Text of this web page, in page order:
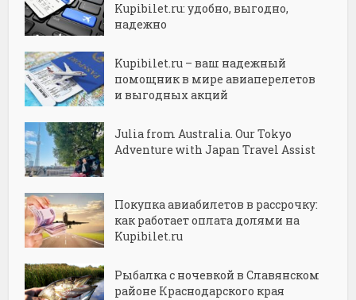
Kupibilet.ru: удобно, выгодно,
надежно
Kupibilet.ru – ваш надежный
помощник в мире авиаперелетов
и выгодных акций
Julia from Australia. Our Tokyo
Adventure with Japan Travel Assist
Покупка авиабилетов в рассрочку:
как работает оплата долями на
Kupibilet.ru
Рыбалка с ночевкой в Славянском
районе Краснодарского края